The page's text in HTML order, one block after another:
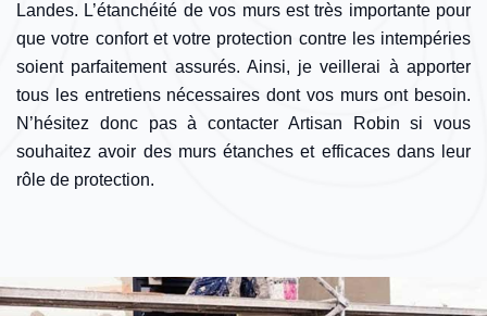
Landes. L’étanchéité de vos murs est très importante pour
que votre confort et votre protection contre les intempéries
soient parfaitement assurés. Ainsi, je veillerai à apporter
tous les entretiens nécessaires dont vos murs ont besoin.
N’hésitez donc pas à contacter Artisan Robin si vous
souhaitez avoir des murs étanches et efficaces dans leur
rôle de protection.